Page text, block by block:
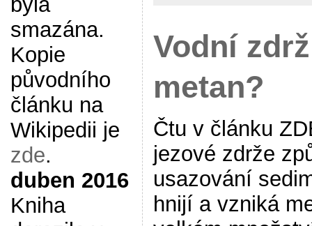
smazána.
Kopie
původního
článku na
Wikipedii je
zde.
duben 2016
Kniha
Vodní
metan?
Čtu v článku
jezové zdrže
usazování
hnijí a vzniká